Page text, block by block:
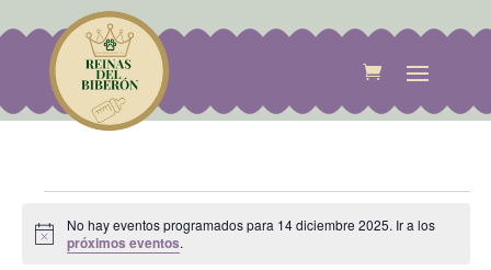
Eventos
en
Aviso
No hay eventos programados para 14 diciembre 2025. Ir a los
próximos eventos.